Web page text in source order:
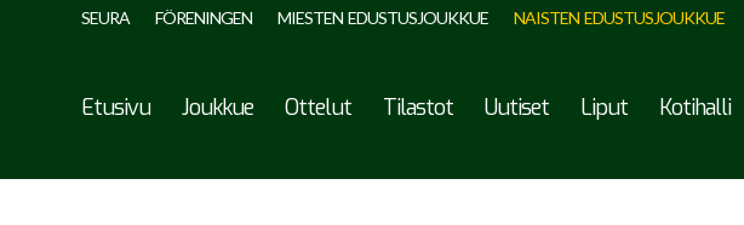
SEURA FÖRENINGEN MIESTEN EDUSTUSJOUKKUE NAISTEN EDUSTUSJOUKKUE
Etusivu Joukkue Ottelut Tilastot Uutiset Liput Kotihalli